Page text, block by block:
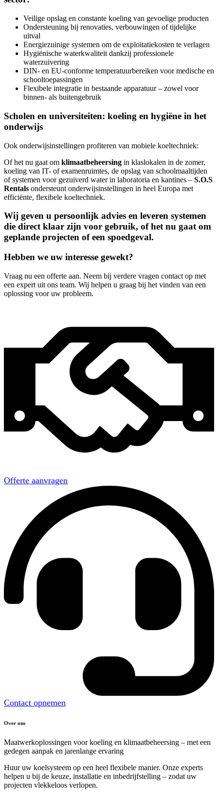
Veilige opslag en constante koeling van gevoelige producten
Ondersteuning bij renovaties, verbouwingen of tijdelijke
uitval
Energiezuinige systemen om de exploitatiekosten te verlagen
Hygiënische waterkwaliteit dankzij professionele
waterzuivering
DIN- en EU-conforme temperatuurbereiken voor medische en
schooltoepassingen
Flexibele integratie in bestaande apparatuur – zowel voor
binnen- als buitengebruik
Scholen en universiteiten: koeling en hygiëne in het
onderwijs
Ook onderwijsinstellingen profiteren van mobiele koeltechniek:
Of het nu gaat om klimaatbeheersing in klaslokalen in de zomer,
koeling van IT- of examenruimtes, de opslag van schoolmaaltijden
of systemen voor gezuiverd water in laboratoria en kantines – S.O.S
Rentals ondersteunt onderwijsinstellingen in heel Europa met
efficiënte, flexibele koeltechniek.
Wij geven u persoonlijk advies en leveren systemen
die direct klaar zijn voor gebruik, of het nu gaat om
geplande projecten of een spoedgeval.
Hebben we uw interesse gewekt?
Vraag nu een offerte aan. Neem bij verdere vragen contact op met
een expert uit ons team. Wij helpen u graag bij het vinden van een
oplossing voor uw probleem.
Offerte aanvragen
Contact opnemen
Over ons
Maatwerkoplossingen voor koeling en klimaatbeheersing – met een
gedegen aanpak en jarenlange ervaring
Huur uw koelsysteem op een heel flexibele manier. Onze experts
helpen u bij de keuze, installatie en inbedrijfstelling – zodat uw
projecten vlekkeloos verlopen.